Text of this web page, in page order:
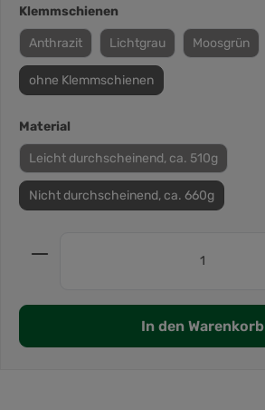
Klemmschienen
Anthrazit Lichtgrau Moosgrün
ohne Klemmschienen
Material
Leicht durchscheinend, ca. 510g
Nicht durchscheinend, ca. 660g
In den Warenkorb